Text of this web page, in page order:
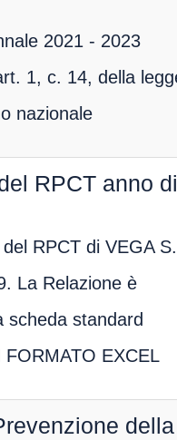
2021 - 2023
1, c. 14, della
nazionale
RPCT anno di
RPCT di VEGA
La Relazione è
scheda standard
EXCEL
della